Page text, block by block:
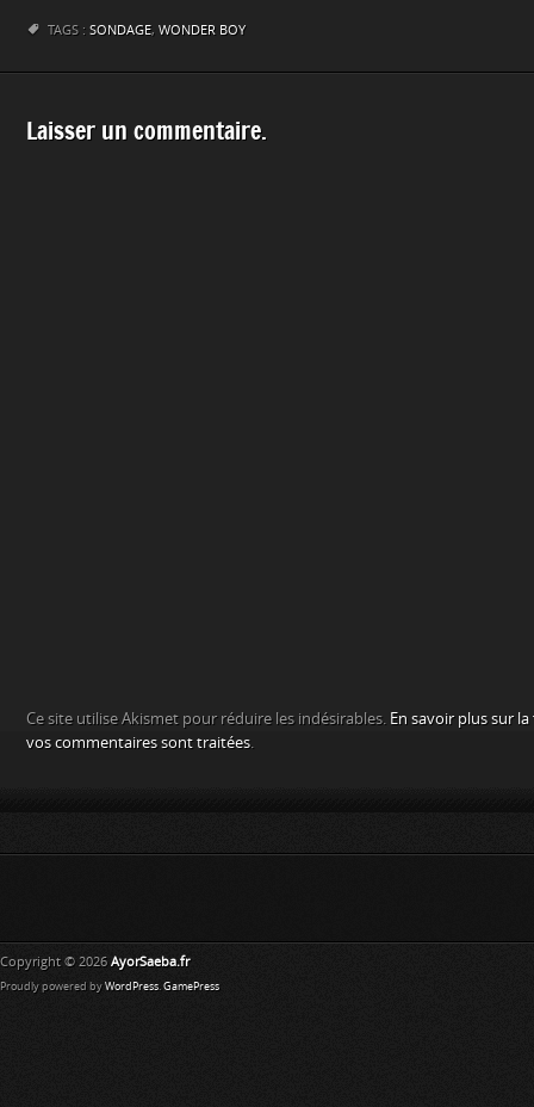
TAGS : SONDAGE, WONDER BOY
Laisser un commentaire.
Ce site utilise Akismet pour réduire les indésirables. En savoir plus sur
vos commentaires sont traitées.
Copyright © 2026 AyorSaeba.fr
Proudly powered by WordPress. GamePress